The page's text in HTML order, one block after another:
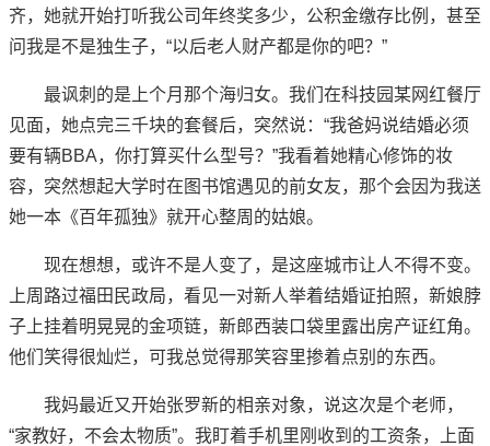
齐，她就开始打听我公司年终奖多少，公积金缴存比例，甚至
问我是不是独生子，“以后老人财产都是你的吧？”
最讽刺的是上个月那个海归女。我们在科技园某网红餐厅
见面，她点完三千块的套餐后，突然说：“我爸妈说结婚必须
要有辆BBA，你打算买什么型号？”我看着她精心修饰的妆
容，突然想起大学时在图书馆遇见的前女友，那个会因为我送
她一本《百年孤独》就开心整周的姑娘。
现在想想，或许不是人变了，是这座城市让人不得不变。
上周路过福田民政局，看见一对新人举着结婚证拍照，新娘脖
子上挂着明晃晃的金项链，新郎西装口袋里露出房产证红角。
他们笑得很灿烂，可我总觉得那笑容里掺着点别的东西。
我妈最近又开始张罗新的相亲对象，说这次是个老师，
“家教好，不会太物质”。我盯着手机里刚收到的工资条，上面